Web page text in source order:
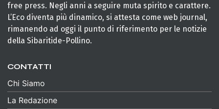
free press. Negli anni a seguire muta spirito e carattere.
L’Eco diventa più dinamico, si attesta come web journal,
rimanendo ad oggi il punto di riferimento per le notizie
della Sibaritide-Pollino.
CONTATTI
Chi Siamo
La Redazione